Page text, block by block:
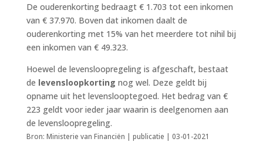
De ouderenkorting bedraagt € 1.703 tot een inkomen
van € 37.970. Boven dat inkomen daalt de
ouderenkorting met 15% van het meerdere tot nihil bij
een inkomen van € 49.323.
Hoewel de levensloopregeling is afgeschaft, bestaat
de levensloopkorting nog wel. Deze geldt bij
opname uit het levenslooptegoed. Het bedrag van €
223 geldt voor ieder jaar waarin is deelgenomen aan
de levensloopregeling.
Bron: Ministerie van Financiën | publicatie | 03-01-2021